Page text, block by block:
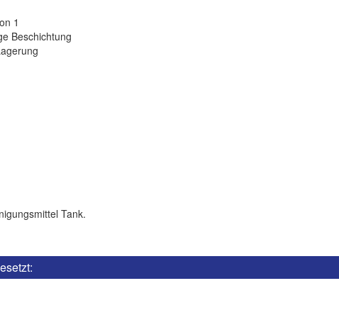
1
Beschichtung
Tank.